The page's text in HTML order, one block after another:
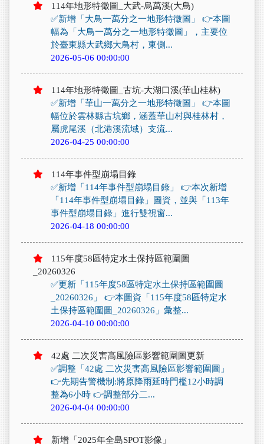
114年地形特徵圖_大武-烏萬溪(大鳥)
✅新增「大鳥一萬分之一地形特徵圖」 👉本圖
幅為「大鳥一萬分之一地形特徵圖」，主要位
於臺東縣大武鄉大鳥村，東側...
2026-05-06 00:00:00
114年地形特徵圖_古坑-大湖口溪(華山桂林)
✅新增「華山一萬分之一地形特徵圖」 👉本圖
幅位於雲林縣古坑鄉，涵蓋華山村與桂林村，
屬虎尾溪（北港溪流域）支流...
2026-04-25 00:00:00
114年事件型崩塌目錄
✅新增「114年事件型崩塌目錄」 👉本次新增
「114年事件型崩塌目錄」圖資，並與「113年
事件型崩塌目錄」進行雙視窗...
2026-04-18 00:00:00
115年度58區特定水土保持區範圍圖
_20260326
✅更新「115年度58區特定水土保持區範圍圖
_20260326」 👉本圖資「115年度58區特定水
土保持區範圍圖_20260326」彙整...
2026-04-10 00:00:00
42處 二次災害高風險區影響範圍圖更新
✅調整「42處 二次災害高風險區影響範圍圖」
👉先期告警機制:將原降雨延時門檻12小時調
整為6小時 👉調整部分二...
2026-04-04 00:00:00
新增「2025年全島SPOT影像」